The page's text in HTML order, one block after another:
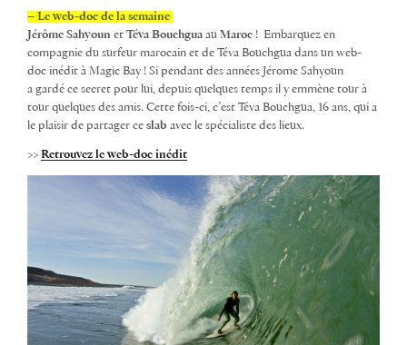
– Le web-doc de la semaine
Jérôme Sahyoun et Téva Bouchgua au Maroc ! Embarquez en
compagnie du surfeur marocain et de Téva Bouchgua dans un web-
doc inédit à Magic Bay ! Si pendant des années Jérome Sahyoun
a gardé ce secret pour lui, depuis quelques temps il y emmène tour à
tour quelques des amis. Cette fois-ci, c’est Téva Bouchgua, 16 ans, qui a
le plaisir de partager ce slab avec le spécialiste des lieux.
>> Retrouvez le web-doc inédit